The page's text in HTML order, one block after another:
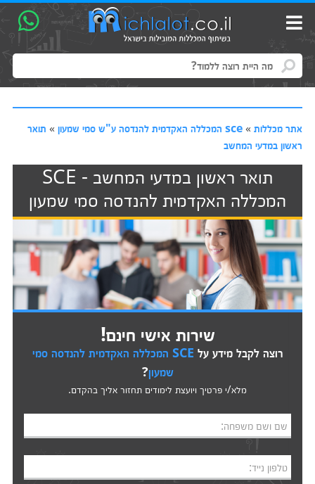
אתר מכללות» sce המכללה האקדמית להנדסה ע"ש סמי שמעון » תואר
ראשון במדעי המחשב
תואר ראשון במדעי המחשב - SCE
המכללה האקדמית להנדסה סמי שמעון
שירות אישי חינם!
רוצה לקבל מידע על
SCE המכללה האקדמית להנדסה סמי
שמעון?
מלא/י פרטיך ויועצת לימודים תחזור אליך בהקדם.
שם ושם משפחה:
טלפון נייד: